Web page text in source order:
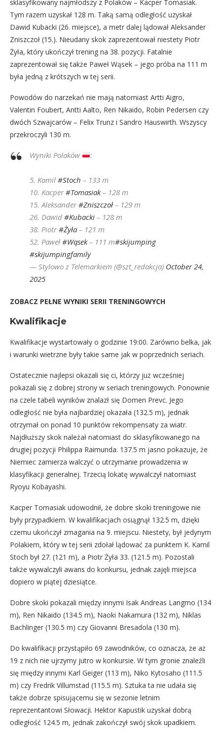
sklasyfikowany najmłodszy z Polaków – Kacper Tomasiak.
Tym razem uzyskał 128 m. Taką samą odległość uzyskał
Dawid Kubacki (26. miejsce), a metr dalej lądował Aleksander
Zniszczoł (15.). Nieudany skok zaprezentował niestety Piotr
Żyła, który ukończył trening na 38. pozycji. Fatalnie
zaprezentował się także Paweł Wąsek – jego próba na 111 m
była jedną z krótszych w tej serii.
Powodów do narzekań nie mają natomiast Artti Aigro,
Valentin Foubert, Antti Aalto, Ren Nikaido, Robin Pedersen czy
dwóch Szwajcarów – Felix Trunz i Sandro Hauswirth. Wszyscy
przekroczyli 130 m.
Wyniki Polaków :
5. Kamil #Stoch – 133 m
10. Kacper#Tomasiak– 128 m
15. Aleksander#Zniszczoł – 129 m
26. Dawid #Kubacki – 128 m
38. Piotr#Żyła – 121 m
52. Paweł #Wąsek– 111 m#skijumping
#skijumpingfamily
— Stylowo z Telemarkiem (@szt_redakcja) October 24,
2025
ZOBACZ PEŁNE WYNIKI SERII TRENINGOWYCH
Kwalifikacje
Kwalifikacje wystartowały o godzinie 19:00. Zarówno belka, jak
i warunki wietrzne były takie same jak w poprzednich seriach.
Ostatecznie najlepsi okazali się ci, którzy już wcześniej
pokazali się z dobrej strony w seriach treningowych. Ponownie
na czele tabeli wyników znalazł się Domen Prevc. Jego
odległość nie była najbardziej okazała (132.5 m), jednak
otrzymał on ponad 10 punktów rekompensaty za wiatr.
Najdłuższy skok należał natomiast do sklasyfikowanego na
drugiej pozycji Philippa Raimunda. 137.5 m jasno pokazuje, że
Niemiec zamierza walczyć o utrzymanie prowadzenia w
klasyfikacji generalnej. Trzecią lokatę wywalczył natomiast
Ryoyu Kobayashi.
Kacper Tomasiak udowodnił, że dobre skoki treningowe nie
były przypadkiem. W kwalifikacjach osiągnął 132.5 m, dzięki
czemu ukończył zmagania na 9. miejscu. Niestety, był jedynym
Polakiem, który w tej serii zdołał lądować za punktem K. Kamil
Stoch był 27. (121 m), a Piotr Żyła 33. (121.5 m). Pozostali
także wywalczyli awans do konkursu, jednak zajęli miejsca
dopiero w piątej dziesiątce.
Dobre skoki pokazali między innymi Isak Andreas Langmo (134
m), Ren Nikaido (134.5 m), Naoki Nakamura (132 m), Niklas
Bachlinger (130.5 m) czy Giovanni Bresadola (130 m).
Do kwalifikacji przystąpiło 69 zawodników, co oznacza, że aż
19 z nich nie ujrzymy jutro w konkursie. W tym gronie znaleźli
się między innymi Karl Geiger (113 m), Niko Kytosaho (111.5
m) czy Fredrik Villumstad (115.5 m). Sztuka ta nie udała się
także dobrze spisującemu się w sezonie letnim
reprezentantowi Słowacji. Hektor Kapustik uzyskał dobrą
odległość 124.5 m, jednak zakończył swój skok upadkiem.